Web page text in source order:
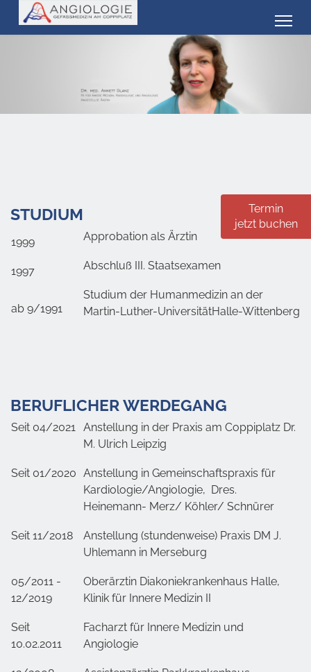
Termin
jetzt buchen
STUDIUM
1999 Approbation als Ärztin
1997 Abschluß III. Staatsexamen
ab 9/1991
Studium der Humanmedizin an der
Martin-Luther-UniversitätHalle-Wittenberg
BERUFLICHER WERDEGANG
Seit 04/2021 Anstellung in der Praxis am Coppiplatz Dr.
M. Ulrich Leipzig
Seit 01/2020 Anstellung in Gemeinschaftspraxis für
Kardiologie/Angiologie, Dres.
Heinemann- Merz/ Köhler/ Schnürer
Seit 11/2018
Anstellung (stundenweise) Praxis DM J.
Uhlemann in Merseburg
05/2011 -
12/2019
Oberärztin Diakoniekrankenhaus Halle,
Klinik für Innere Medizin II
Seit
10.02.2011
Facharzt für Innere Medizin und
Angiologie